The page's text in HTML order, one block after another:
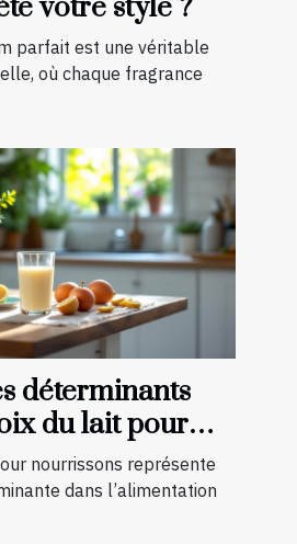
votre style ?
parfait est une véritable
où chaque fragrance
déterminants
du lait pour
nourrissons représente
dans l’alimentation